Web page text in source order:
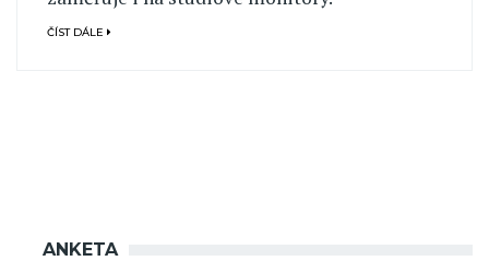
ČÍST DÁLE
ANKETA